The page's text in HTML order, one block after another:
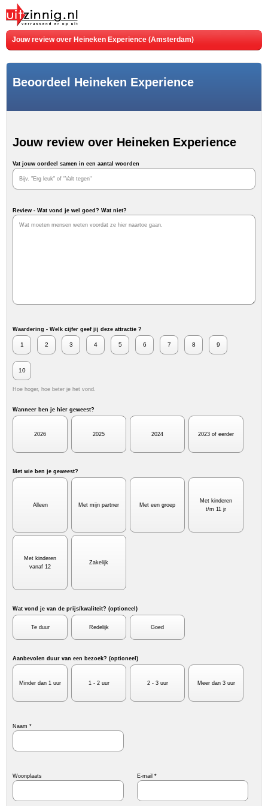
Jouw review over Heineken Experience (Amsterdam)
Beoordeel Heineken Experience
Jouw review over Heineken Experience
Vat jouw oordeel samen in een aantal woorden
Review - Wat vond je wel goed? Wat niet?
Waardering - Welk cijfer geef jij deze attractie ?
1 2 3 4 5 6 7 8 9
10
Hoe hoger, hoe beter je het vond.
Wanneer ben je hier geweest?
2026 2025 2024 2023 of eerder
Met wie ben je geweest?
Alleen Met mijn partner Met een groep
Met kinderen
t/m 11 jr
Met kinderen
vanaf 12
Zakelijk
Wat vond je van de prijs/kwaliteit? (optioneel)
Te duur Redelijk Goed
Aanbevolen duur van een bezoek? (optioneel)
Minder dan 1 uur 1 - 2 uur 2 - 3 uur Meer dan 3 uur
Naam *
Woonplaats E-mail *